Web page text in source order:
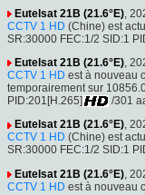
Eutelsat 21B (21.6°E) ,
CCTV 1 HD (Chine) est
SR:30000 FEC:1/2 SID:1
Eutelsat 21B (21.6°E),
CCTV 1 HD est à nouveau
temporairement sur
PID:201[H.265]
/301
Eutelsat 21B (21.6°E),
CCTV 1 HD (Chine) est
SR:30000 FEC:1/2 SID:1
Eutelsat 21B (21.6°E) ,
CCTV 1 HD est à nouveau